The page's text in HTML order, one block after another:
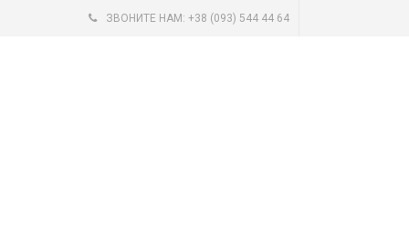
ЗВОНИТЕ НАМ: +38 (093) 544 44 64